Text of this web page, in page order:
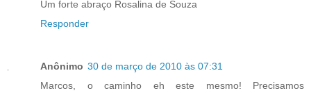
Um forte abraço Rosalina de Souza
Responder
Anônimo 30 de março de 2010 às 07:31
Marcos, o caminho eh este mesmo! Precisamos